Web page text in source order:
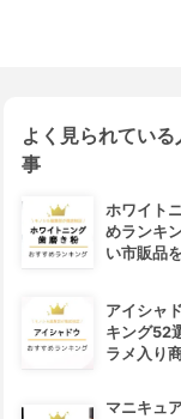
よく見られてい
事
ホワイト
めランキ
い市販品
アイシャ
キング52
ラメ入り
マニキュ